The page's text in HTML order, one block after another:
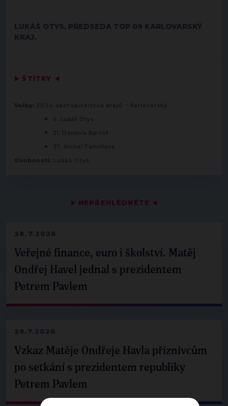
▶ NEPŘEHLÉDNĚTE ◀
28.7.2026
Veřejné finance, euro i školství. Matěj
Ondřej Havel jednal s prezidentem
Petrem Pavlem
29.7.2026
Vzkaz Matěje Ondřeje Havla příznivcům
po setkání s prezidentem republiky
Petrem Pavlem
LUKÁŠ OTYS, PŘEDSEDA TOP 09 KARLOVARSKÝ
KRAJ.
▶ ŠTÍTKY ◀
Volby: 2024 zastupitelstva krajů - Karlovarský
4. Lukáš Otys
21. Dominik Bartoš
37. Michal Tamchyna
Osobnosti: Lukáš Otys